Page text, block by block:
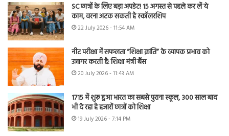
SC छात्रों के लिए बड़ा अपडेट! 15 अगस्त से पहले कर लें ये
काम, वरना अटक सकती है स्कॉलरशिप
22 July 2026 - 11:54 AM
नीट परीक्षा में सफलता “शिक्षा क्रांति” के व्यापक प्रभाव को
उजागर करती है: शिक्षा मंत्री बैंस
20 July 2026 - 11:43 AM
1715 में शुरू हुआ भारत का सबसे पुराना स्कूल, 300 साल बाद
भी दे रहा है हजारों छात्रों को शिक्षा
19 July 2026 - 7:14 PM